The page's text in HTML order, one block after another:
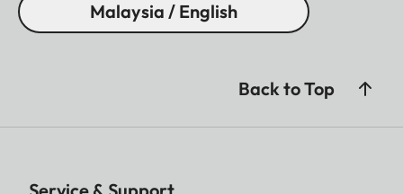
Malaysia / English
Back to Top